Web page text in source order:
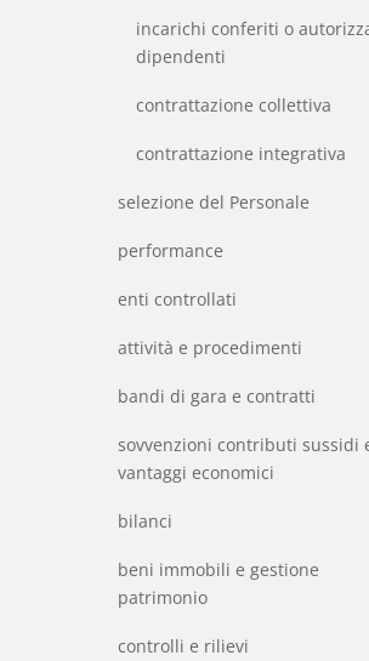
incarichi conferiti o
dipendenti
contrattazione collettiva
contrattazione integrativa
selezione del Personale
performance
enti controllati
attività e procedimenti
bandi di gara e contratti
sovvenzioni contributi sussidi
vantaggi economici
bilanci
beni immobili e gestione
patrimonio
controlli e rilievi